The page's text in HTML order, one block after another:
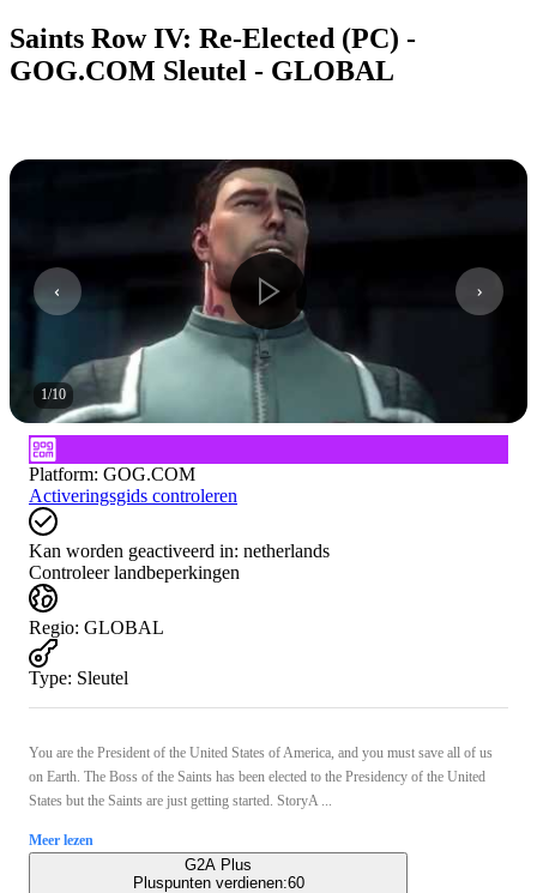
Saints Row IV: Re-Elected (PC) -
GOG.COM Sleutel - GLOBAL
1/10
Platform: GOG.COM
Activeringsgids controleren
Kan worden geactiveerd in: netherlands
Controleer landbeperkingen
Regio: GLOBAL
Type: Sleutel
You are the President of the United States of America, and you must save all of us
on Earth. The Boss of the Saints has been elected to the Presidency of the United
States but the Saints are just getting started. StoryA ...
Meer lezen
G2A Plus
Pluspunten verdienen:60